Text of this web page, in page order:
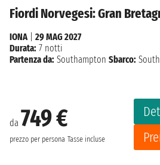
Fiordi Norvegesi: Gran
da 749 €
prezzo per persona Tasse incluse
IONA| 29 MAG 2027
Durata: 7 notti
Partenza da: Southampton Sbarco: